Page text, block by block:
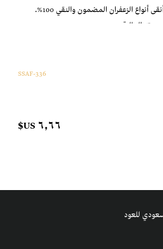
الزعفران المضمون والنقي 100%.
العالية.
336-SSAF
٦٫٦٦ US$